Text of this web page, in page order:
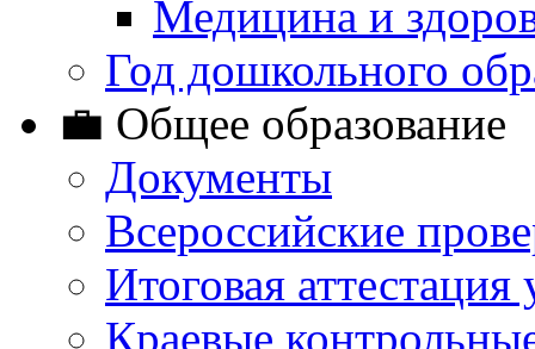
Медицина и
Год дошкольного
💼 Общее образование
Документы
Всероссийские
Итоговая
Краевые